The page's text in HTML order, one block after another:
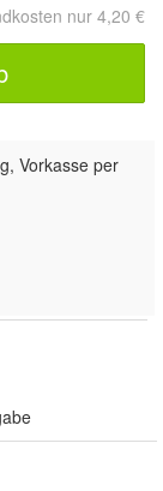
nur 4,20 €
Vorkasse per